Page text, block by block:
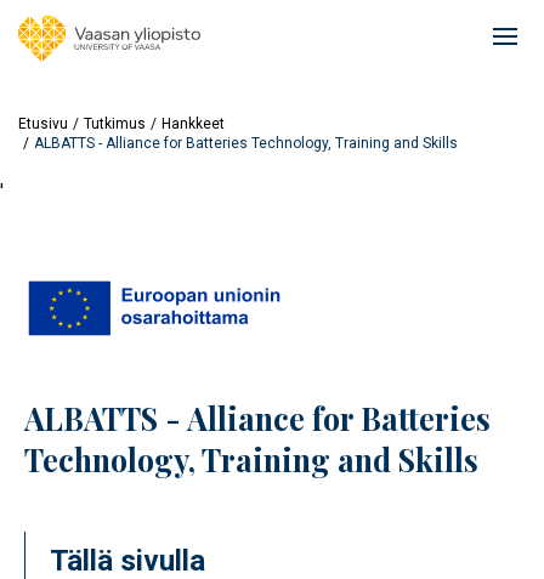
Etusivu Tutkimus
Hankkeet
ALBATTS - Alliance for Batteries Technology, Training and Skills
'
ALBATTS - Alliance for Batteries
Technology, Training and Skills
Tällä sivulla